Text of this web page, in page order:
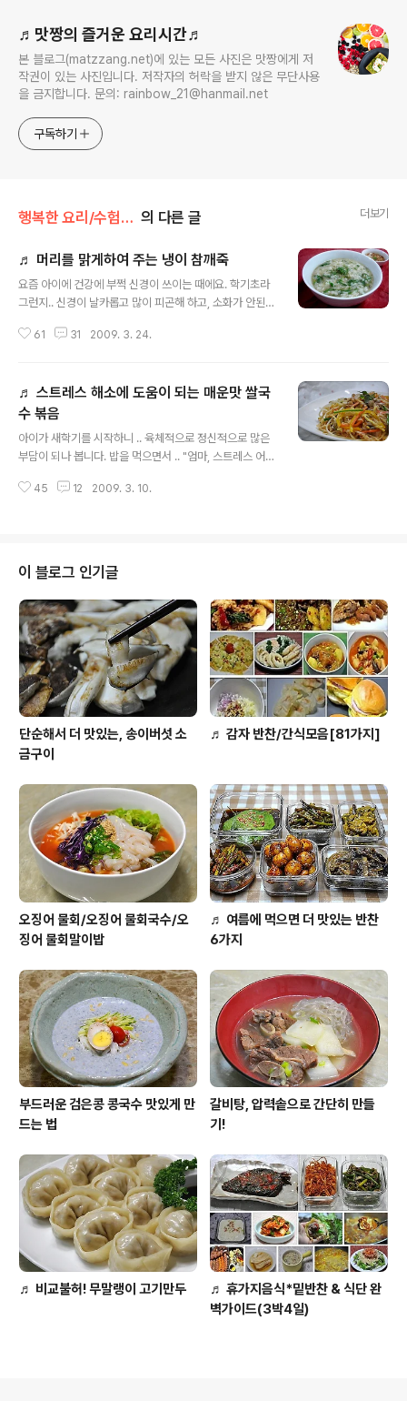
♬맛짱의 즐거운 요리시간♬
본 블로그(matzzang.net)에 있는 모든 사진은 맛짱에게 저
작권이 있는 사진입니다. 저작자의 허락을 받지 않은 무단사용
을 금지합니다. 문의: rainbow_21@hanmail.net
구독하기
행복한 요리/수험생 요리 의 다른 글 더보기
♬ 머리를 맑게하여 주는 냉이 참깨죽
요즘 아이에 건강에 부쩍 신경이 쓰이는 때에요. 학기초라
그런지.. 신경이 날카롭고 많이 피곤해 하고, 소화가 안된다
간식(?)으로 죽을 끓였어요. 아이가 들어올 시간을 계산하
먼저 나오는 냉이를 이용하여 만들었답니다. 각종 비타민
과 칼슘, 철분,미네랄이 많이 들어 있는 냉이는 춘곤중에도
도움이 되는 단백질 식품으로 신경을 많이 써서 오는 눈의
통증나 피로 회복을 하는데 효과가 있는 나물이고, 냉이와
함게 넣은 참깨는 곡식의 으뜸으로,뇌의 활동을 원활히 하
여 주고, 원기회복에 좋답니다. 그리하여 오늘의 즐거운 요
61 31 2009. 3. 24.
♬ 스트레스 해소에 도움이 되는 매운맛 쌀국
수 볶음
아이가 새학기를 시작하니 .. 육체적으로 정신적으로 많은
부담이 되나 봅니다. 밥을 먹으면서 .. "엄마, 스트레스 어떻
데? 물었더니.. "담임이 공부하라고 볶지,(? 아이가 한 표현
엄마가 어디있냐?"하였더니.. "하긴, 그건 그래. 이번주말
에는 친구랑 노래방이나 갈까봐? 낼 **랑 얘기해봐야겠
다...." 위에는 오늘 아이가 학교를 다녀온 후에 맛짱과 딸아
기가 나눈 대화중 일부예요. 맛짱은 이런말을 들을때면.. 정
말 쨘해요.. 고 2가 된 딸아이가.. 벌써부터 ..
45 12 2009. 3. 10.
이 블로그 인기글
단순해서 더 맛있는, 송이버섯 소
금구이
♬ 감자 반찬/간식모음[81가지]
오징어 물회/오징어 물회국수/오
징어 물회말이밥
♬ 여름에 먹으면 더 맛있는 반찬
6가지
부드러운 검은콩 콩국수 맛있게 만
드는 법
갈비탕, 압력솥으로 간단히 만들
기!
♬ 비교불허! 무말랭이 고기만두
♬ 휴가지음식*밑반찬 & 식단 완
벽가이드(3박4일)